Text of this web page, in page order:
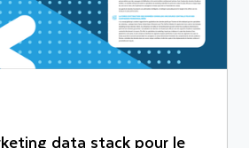
data stack pour le